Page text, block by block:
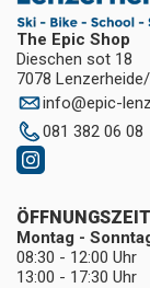
The Epic Shop
Dieschen sot 18
7078
info@epic-
081 382 06 08
Montag -
08:30 - 12:00 Uhr
13:00 - 17:30 Uhr